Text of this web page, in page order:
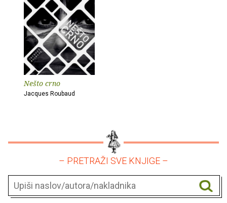
Nešto crno
Jacques Roubaud
– PRETRAŽI SVE KNJIGE –